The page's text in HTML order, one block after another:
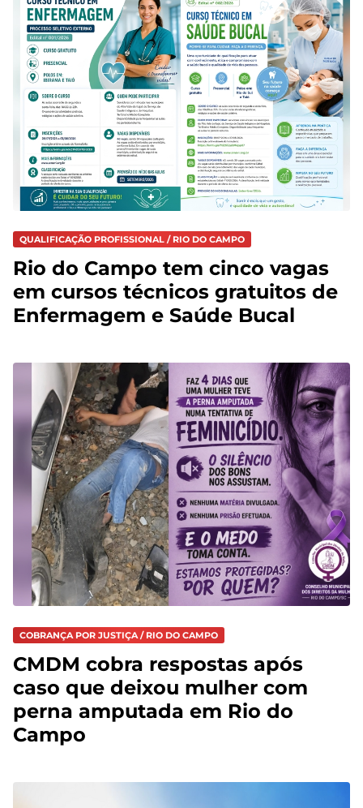
QUALIFICAÇÃO PROFISSIONAL / RIO DO CAMPO
Rio do Campo tem cinco vagas
em cursos técnicos gratuitos de
Enfermagem e Saúde Bucal
COBRANÇA POR JUSTIÇA / RIO DO CAMPO
CMDM cobra respostas após
caso que deixou mulher com
perna amputada em Rio do
Campo